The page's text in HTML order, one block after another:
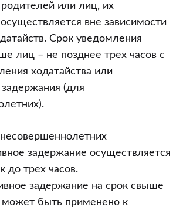
или лиц, их
вне зависимости
Срок уведомления
лиц – не позднее трех часов с
ходатайства или
задержания (для
задержание осуществляется
до трех часов.
задержание на срок свыше
может быть применено к